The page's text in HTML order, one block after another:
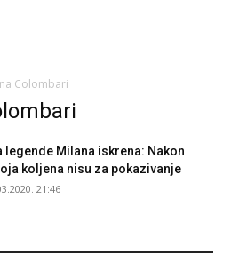
Colombari
legende Milana iskrena: Nakon
koljena nisu za pokazivanje
21:46